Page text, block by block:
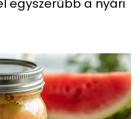
egyszerűbb a nyári